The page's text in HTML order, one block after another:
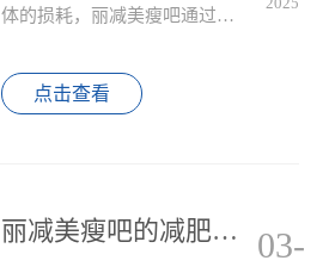
体的损耗，丽减美瘦吧通过自
餐粉、专利益生菌及营养补充
剂，结合专业手法与仪器辅
点击查看
丽减美瘦吧的减肥方法有哪些？
03-